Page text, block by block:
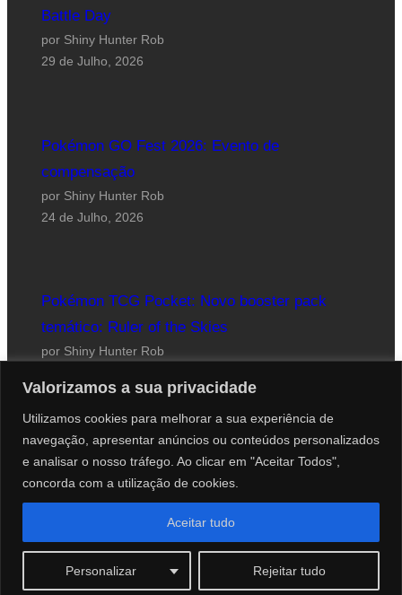
Valorizamos a sua privacidade
Utilizamos cookies para melhorar a sua experiência de
navegação, apresentar anúncios ou conteúdos personalizados
e analisar o nosso tráfego. Ao clicar em "Aceitar Todos",
concorda com a utilização de cookies.
Personalizar Rejeitar tudo
Aceitar tudo
Battle Day
por Shiny Hunter Rob
29 de Julho, 2026
Pokémon GO Fest 2026: Evento de
compensação
por Shiny Hunter Rob
24 de Julho, 2026
Pokémon TCG Pocket: Novo booster pack
temático: Ruler of the Skies
por Shiny Hunter Rob
Website desenhado por Roberto Coutinho
© 2012-2026 PokéCenter Blog